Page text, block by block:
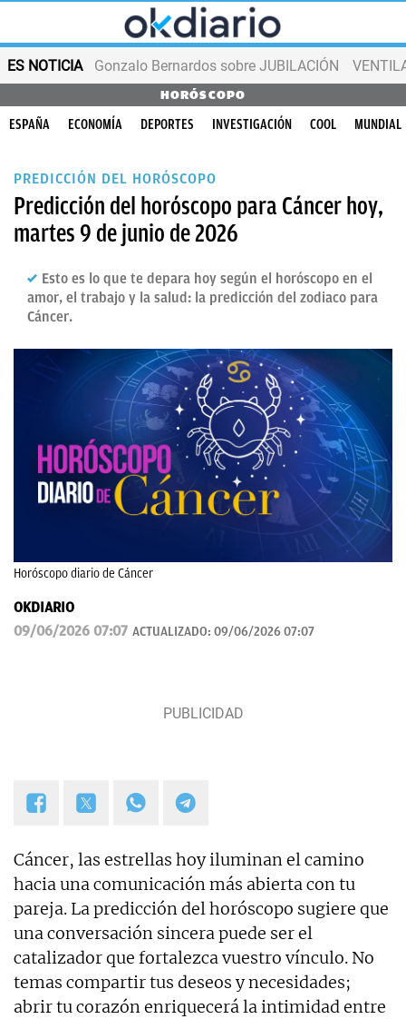
ES NOTICIA Gonzalo Bernardos sobre JUBILACIÓN
HORÓSCOPO
ESPAÑA ECONOMÍA DEPORTES INVESTIGACIÓN COOL MUNDIAL
PREDICCIÓN DEL HORÓSCOPO
Predicción del horóscopo para Cáncer hoy,
martes 9 de junio de 2026
Esto es lo que te depara hoy según el horóscopo en el
amor, el trabajo y la salud: la predicción del zodiaco para
Cáncer.
Horóscopo diario de Cáncer
OKDIARIO
09/06/2026 07:07 ACTUALIZADO: 09/06/2026 07:07
Cáncer, las estrellas hoy iluminan el camino
hacia una comunicación más abierta con tu
pareja. La predicción del horóscopo sugiere que
una conversación sincera puede ser el
catalizador que fortalezca vuestro vínculo. No
temas compartir tus deseos y necesidades;
abrir tu corazón enriquecerá la intimidad entre